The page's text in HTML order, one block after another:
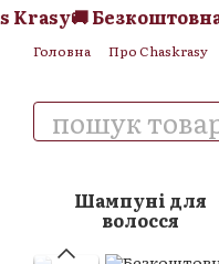
Перейти до основного
🚚 Безкоштовна
Головна Про Chaskrasy
Шампуні для
волосся